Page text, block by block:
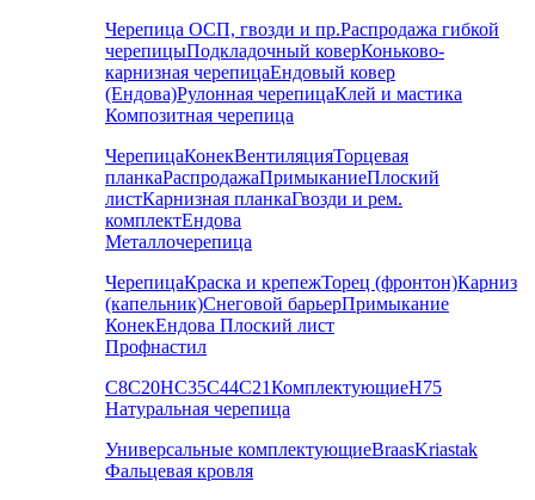
Черепица ОСП, гвозди и пр.Распродажа гибкой
черепицыПодкладочный коверКоньково-
карнизная черепицаЕндовый ковер
(Ендова)Рулонная черепицаКлей и мастика
Композитная черепица
ЧерепицаКонекВентиляцияТорцевая
планкаРаспродажаПримыканиеПлоский
листКарнизная планкаГвозди и рем.
комплектЕндова
Металлочерепица
ЧерепицаКраска и крепежТорец (фронтон)Карниз
(капельник)Снеговой барьерПримыкание
КонекЕндова Плоский лист
Профнастил
С8С20НС35С44С21КомплектующиеН75
Натуральная черепица
Универсальные комплектующиеBraasKriastak
Фальцевая кровля